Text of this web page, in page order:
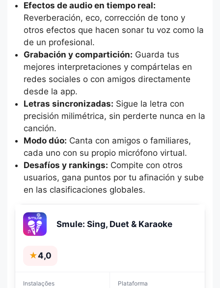
Efectos de audio en tiempo real:
Reverberación, eco, corrección de tono y
otros efectos que hacen sonar tu voz como la
de un profesional.
Grabación y compartición: Guarda tus
mejores interpretaciones y compártelas en
redes sociales o con amigos directamente
desde la app.
Letras sincronizadas: Sigue la letra con
precisión milimétrica, sin perderte nunca en la
canción.
Modo dúo: Canta con amigos o familiares,
cada uno con su propio micrófono virtual.
Desafíos y rankings: Compite con otros
usuarios, gana puntos por tu afinación y sube
en las clasificaciones globales.
Smule: Sing, Duet & Karaoke
★4,0
Instalações Plataforma